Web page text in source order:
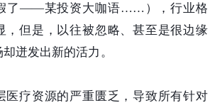
了——某投资大咖语……），行业格
，但是，以往被忽略、甚至是很边缘
迸发出新的活力。
医疗资源的严重匮乏，导致所有针对